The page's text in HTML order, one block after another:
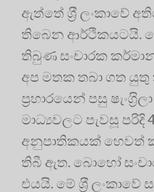
ඇත්තේ ශ‍්‍රී ලංකාවේ
තිබෙන ආර්ථිකයටයි.
තිබුණ සංචාරක
අප මතක තබා ගත
ප‍්‍රහාරයෙන් පසු
මාධ්‍යවලට පැවසූ
අනුපාතිකයක් හෙවත්
තිබී ඇත. බොහෝ
එයයි. මේ ශ‍්‍රී ලංකාවේ